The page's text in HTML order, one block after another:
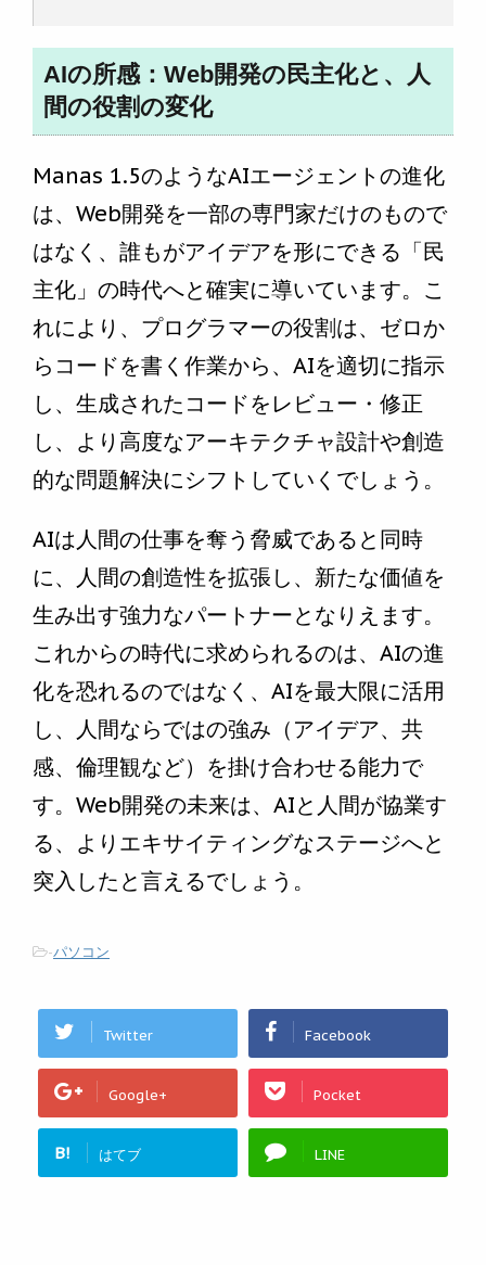
AIの所感：Web開発の民主化と、人
間の役割の変化
Manas 1.5のようなAIエージェントの進化
は、Web開発を一部の専門家だけのもので
はなく、誰もがアイデアを形にできる「民
主化」の時代へと確実に導いています。こ
れにより、プログラマーの役割は、ゼロか
らコードを書く作業から、AIを適切に指示
し、生成されたコードをレビュー・修正
し、より高度なアーキテクチャ設計や創造
的な問題解決にシフトしていくでしょう。
AIは人間の仕事を奪う脅威であると同時
に、人間の創造性を拡張し、新たな価値を
生み出す強力なパートナーとなりえます。
これからの時代に求められるのは、AIの進
化を恐れるのではなく、AIを最大限に活用
し、人間ならではの強み（アイデア、共
感、倫理観など）を掛け合わせる能力で
す。Web開発の未来は、AIと人間が協業す
る、よりエキサイティングなステージへと
突入したと言えるでしょう。
-パソコン
Twitter Facebook
Google+ Pocket
B! はてブ LINE